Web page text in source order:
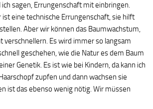
sagen, Errungenschaft mit einbringen.
ist eine technische Errungenschaft, sie hilft
Aber wir können das Baumwachstum,
verschnellern. Es wird immer so langsam
geschehen, wie die Natur es dem Baum
Genetik. Es ist wie bei Kindern, da kann ich
zupfen und dann wachsen sie
ist das ebenso wenig nötig. Wir müssen